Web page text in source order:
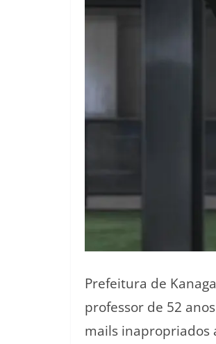
Prefeitura de
professor de 52
mails inapropriados